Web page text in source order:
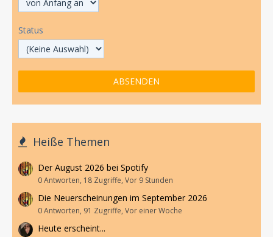
Status
Heiße Themen
Der August 2026 bei Spotify
0 Antworten, 18 Zugriffe, Vor 9 Stunden
Die Neuerscheinungen im September 2026
0 Antworten, 91 Zugriffe, Vor einer Woche
Heute erscheint...